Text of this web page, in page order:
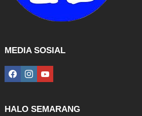
MEDIA SOSIAL
facebookinstagramyoutube
HALO SEMARANG